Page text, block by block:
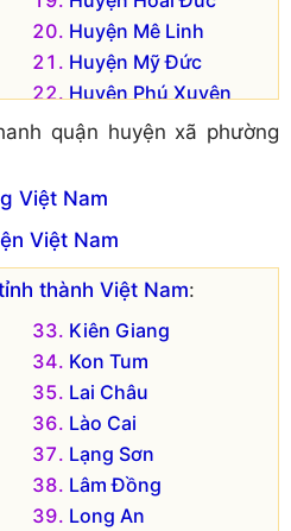
Huyện Mê Linh
Huyện Mỹ Đức
Huyện Phú Xuyên
Huyện Phúc Thọ
Huyện Sóc Sơn
Huyện Thanh Oai
Huyện Thanh Trì
Huyện Ứng Hòa
quận huyện xã phường
Việt Nam
Việt Nam
thành Việt Nam:
Kiên Giang
Kon Tum
Lai Châu
Lào Cai
Lạng Sơn
Lâm Đồng
Long An